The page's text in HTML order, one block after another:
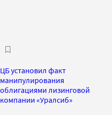
ЦБ установил факт
манипулирования
облигациями лизинговой
компании «Уралсиб»